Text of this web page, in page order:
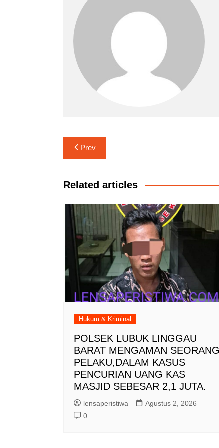
Navigasi
pos
Prev
Related articles
Hukum & Kriminal
POLSEK LUBUK LINGGAU
BARAT MENGAMAN SEORANG
PELAKU,DALAM KASUS
PENCURIAN UANG KAS
MASJID SEBESAR 2,1 JUTA.
lensaperistiwa
Agustus 2, 2026
0